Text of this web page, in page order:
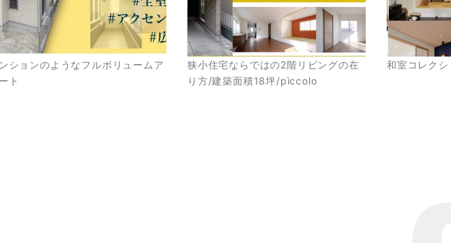
ションのようなフルボリュームア
ト
狭小住宅ならではの2階リビングの在
り方/建築面積18坪/pìccolo
和室コレクシ